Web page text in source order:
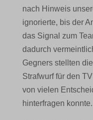
nach Hinweis
ignorierte, bis der
das Signal zum
dadurch
Gegners stellten
Strafwurf für den
von vielen
hinterfragen konnte.